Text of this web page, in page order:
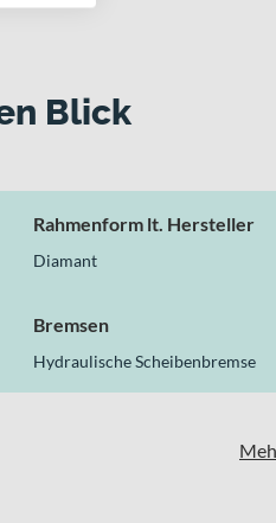
integrierte Rahmen-
Blick
Rahmenform lt. Hersteller
Diamant
Bremsen
Hydraulische Scheibenbremse